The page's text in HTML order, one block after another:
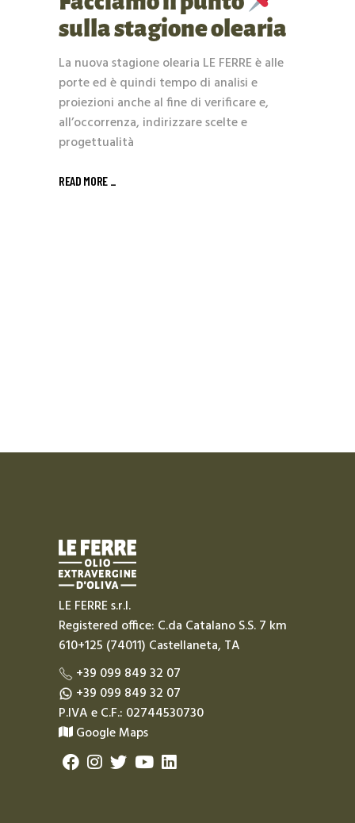
sulla stagione olearia
La nuova stagione olearia LE FERRE è alle
porte ed è quindi tempo di analisi e
proiezioni anche al fine di verificare e,
all’occorrenza, indirizzare scelte e
progettualità
READ MORE _
LE FERRE s.r.l.
Registered office: C.da Catalano S.S. 7 km
610+125 (74011) Castellaneta, TA
+39 099 849 32 07
+39 099 849 32 07
P.IVA e C.F.: 02744530730
Google Maps